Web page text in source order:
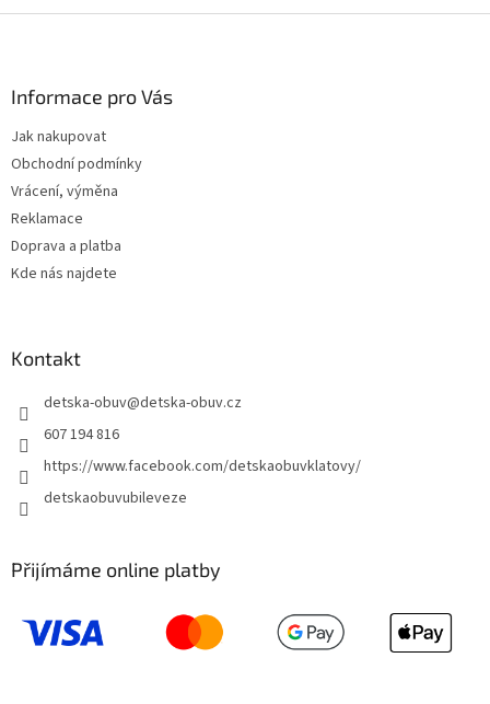
Informace pro Vás
Jak nakupovat
Obchodní podmínky
Vrácení, výměna
Reklamace
Doprava a platba
Kde nás najdete
Kontakt
detska-obuv@detska-obuv.cz
607 194 816
https://www.facebook.com/detskaobuvklatovy/
detskaobuvubileveze
Přijímáme online platby